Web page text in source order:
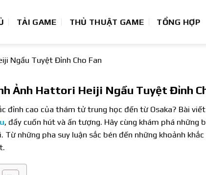
TẢI GAME THỦ THUẬT GAME TỔNG HỢP
Ngầu Tuyệt Đỉnh Cho Fan
Ảnh Hattori Heiji Ngầu Tuyệt Đỉnh
đỉnh cao của thám tử trung học đến từ Osaka? Bài
, đầy cuốn hút và ấn tượng. Hãy cùng khám phá những
Từ những pha suy luận sắc bén đến những khoảnh